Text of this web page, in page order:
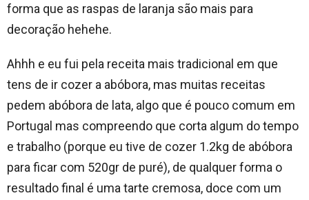
forma que as raspas de laranja são mais para
decoração hehehe.
Ahhh e eu fui pela receita mais tradicional em que
tens de ir cozer a abóbora, mas muitas receitas
pedem abóbora de lata, algo que é pouco comum em
Portugal mas compreendo que corta algum do tempo
e trabalho (porque eu tive de cozer 1.2kg de abóbora
para ficar com 520gr de puré), de qualquer forma o
resultado final é uma tarte cremosa, doce com um